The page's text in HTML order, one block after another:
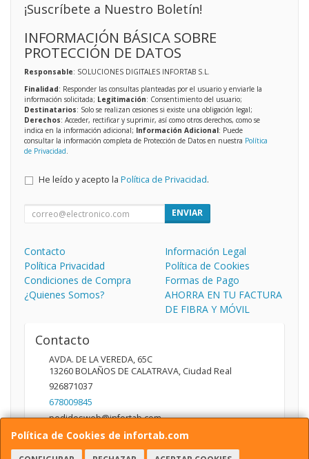
Política de Cookies de infortab.com
¡Suscríbete a Nuestro Boletín!
INFORMACIÓN BÁSICA SOBRE
PROTECCIÓN DE DATOS
Responsable: SOLUCIONES DIGITALES INFORTAB S.L.
Finalidad: Responder las consultas planteadas por el usuario y enviarle la
información solicitada; Legitimación: Consentimiento del usuario;
Destinatarios: Solo se realizan cesiones si existe una obligación legal;
Derechos: Acceder, rectificar y suprimir, así como otros derechos, como se
indica en la información adicional; Información Adicional: Puede
consultar la información completa de Protección de Datos en nuestra Política
de Privacidad.
He leído y acepto la Política de Privacidad.
ENVIAR
Contacto
Información Legal
Política Privacidad
Política de Cookies
Condiciones de Compra
Formas de Pago
¿Quienes Somos?
AHORRA EN TU FACTURA
DE FIBRA Y MÓVIL
Contacto
AVDA. DE LA VEREDA, 65C
13260BOLAÑOS DE CALATRAVA, Ciudad Real
926871037
678009845
pedidosweb@infortab.com